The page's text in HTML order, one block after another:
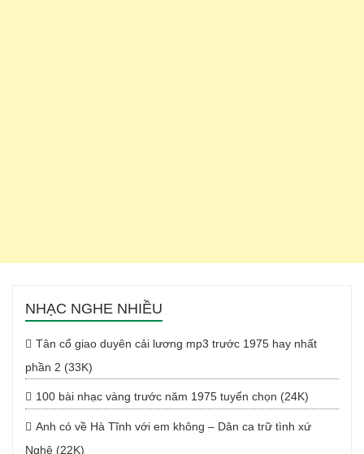
NHẠC NGHE NHIỀU
Tân cổ giao duyên cải lương mp3 trước 1975 hay nhất
phần 2 (33K)
100 bài nhạc vàng trước năm 1975 tuyển chọn (24K)
Anh có về Hà Tĩnh với em không – Dân ca trữ tình xứ
Nghệ (22K)